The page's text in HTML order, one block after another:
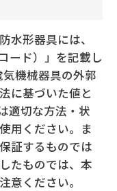
水形器具には、
ード）」を記載し
機械器具の外郭
に基づいた値と
適切な方法・状
用ください。ま
証するものでは
たものでは、本
意ください。